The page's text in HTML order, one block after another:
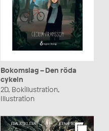
Bokomslag – Den röda
cykeln
2D, Bokillustration,
Illustration